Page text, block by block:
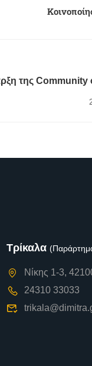
της Community
Τρίκαλα
Νίκης 1-3,
24310 33033